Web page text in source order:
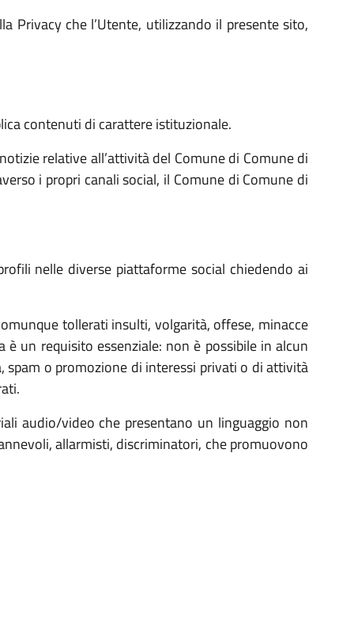
Privacy che l’Utente, utilizzando il presente sito,
contenuti di carattere istituzionale.
relative all’attività del Comune di Comune di
i propri canali social, il Comune di Comune di
nelle diverse piattaforme social chiedendo ai
tollerati insulti, volgarità, offese, minacce
un requisito essenziale: non è possibile in alcun
spam o promozione di interessi privati o di attività
audio/video che presentano un linguaggio non
allarmisti, discriminatori, che promuovono